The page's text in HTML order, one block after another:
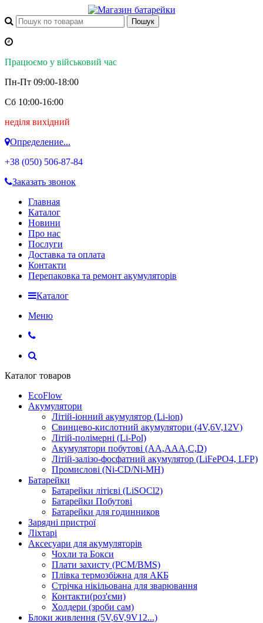
Працюємо у військовий час
Пн-Пт 09:00-18:00
Сб 10:00-16:00
неділя вихідний
Определение...
+38 (050) 506-87-84
Заказать звонок
Главная
Каталог
Новини
Про нас
Послуги
Доставка та оплата
Контакти
Перепаковка та ремонт акумуляторів
Каталог
Меню
Каталог товаров
EcoFlow
Акумулятори
Літій-іонний акумулятор (Li-ion)
Свинцево-кислотний акумулятори (4V,6V,12V)
Літій-полімерні (Li-Pol)
Акумулятори побутові (AA,AAA,C,D)
Літій-залізо-фосфатний акумулятор (LiFePO4, LFP)
Промислові (Ni-CD/Ni-MH)
Батарейки
Батарейки літієві (LiSOCl2)
Батарейки Побутові
Батарейки для годинников
Зарядні пристрої
Ліхтарі
Аксесуари для акумуляторів
Чохли та Бокси
Плати захисту (PCM/BMS)
Плівка термозбіжна для АКБ
Стрічка нікільована для зварювання
Контакти(роз'єми)
Холдери (зроби сам)
Блоки живлення (5V,6V,9V12...)